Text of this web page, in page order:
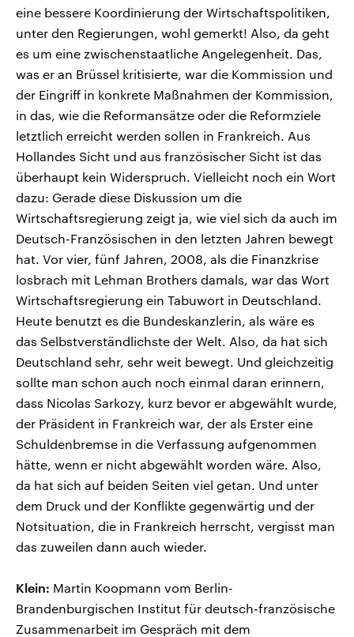
eine bessere Koordinierung der Wirtschaftspolitiken,
unter den Regierungen, wohl gemerkt! Also, da geht
es um eine zwischenstaatliche Angelegenheit. Das,
was er an Brüssel kritisierte, war die Kommission und
der Eingriff in konkrete Maßnahmen der Kommission,
in das, wie die Reformansätze oder die Reformziele
letztlich erreicht werden sollen in Frankreich. Aus
Hollandes Sicht und aus französischer Sicht ist das
überhaupt kein Widerspruch. Vielleicht noch ein Wort
dazu: Gerade diese Diskussion um die
Wirtschaftsregierung zeigt ja, wie viel sich da auch im
Deutsch-Französischen in den letzten Jahren bewegt
hat. Vor vier, fünf Jahren, 2008, als die Finanzkrise
losbrach mit Lehman Brothers damals, war das Wort
Wirtschaftsregierung ein Tabuwort in Deutschland.
Heute benutzt es die Bundeskanzlerin, als wäre es
das Selbstverständlichste der Welt. Also, da hat sich
Deutschland sehr, sehr weit bewegt. Und gleichzeitig
sollte man schon auch noch einmal daran erinnern,
dass Nicolas Sarkozy, kurz bevor er abgewählt wurde,
der Präsident in Frankreich war, der als Erster eine
Schuldenbremse in die Verfassung aufgenommen
hätte, wenn er nicht abgewählt worden wäre. Also,
da hat sich auf beiden Seiten viel getan. Und unter
dem Druck und der Konflikte gegenwärtig und der
Notsituation, die in Frankreich herrscht, vergisst man
das zuweilen dann auch wieder.
Klein: Martin Koopmann vom Berlin-
Brandenburgischen Institut für deutsch-französische
Zusammenarbeit im Gespräch mit dem